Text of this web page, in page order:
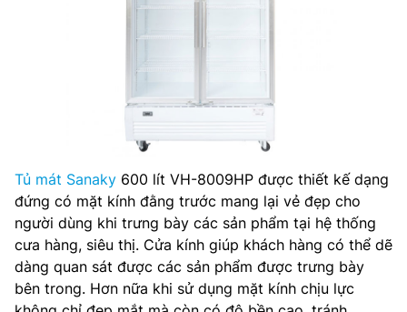
Tủ mát Sanaky 600 lít VH-8009HP được thiết kế dạng
đứng có mặt kính đằng trước mang lại vẻ đẹp cho
người dùng khi trưng bày các sản phẩm tại hệ thống
cưa hàng, siêu thị. Cửa kính giúp khách hàng có thể dẽ
dàng quan sát được các sản phẩm được trưng bày
bên trong. Hơn nữa khi sử dụng mặt kính chịu lực